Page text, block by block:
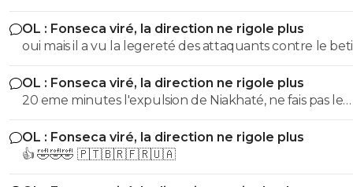
docteurs es football de foot01 n'auraient pas du jouer
OL : Fonseca viré, la direction ne rigole plus
oui mais il a vu la legereté des attaquants contre le
sachant qu'il ne pouvait pas faire commencer
fofana. J'aurais fait exactement la meme chose sauf
choix de Ce Carvalho et souvent un entraineur qui ne
pas son equipe dans les meilleures dispositions, il met
joueurs a des nouveaux postes, cat ils sont plus
sur leur nouveau role.
OL : Fonseca viré, la direction ne rigole plus
20 eme minutes l'expulsion de Niakhaté, ne fais pas le
marseillais sweet, et sur le match aller c'est Vigo qui subit une
expulsion à la 55eme minutes...Mais ca c'est bizarre t'en
pas hein monsieur mauvaise foi??
OL : Fonseca viré, la direction ne rigole plus
👍 🤣🤣🤣 🇵🇹🇧🇷🇫🇷🇺🇦